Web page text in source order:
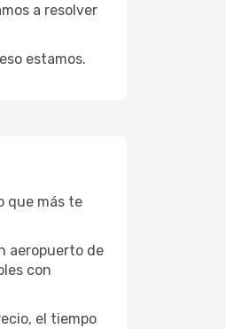
a resolver
estamos.
que más te
aeropuerto de
con
el tiempo